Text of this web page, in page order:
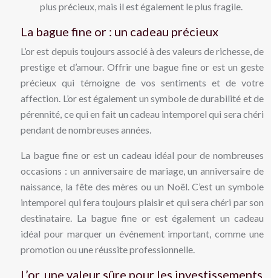
plus précieux, mais il est également le plus fragile.
La bague fine or : un cadeau précieux
L’or est depuis toujours associé à des valeurs de richesse, de
prestige et d’amour. Offrir une bague fine or est un geste
précieux qui témoigne de vos sentiments et de votre
affection. L’or est également un symbole de durabilité et de
pérennité, ce qui en fait un cadeau intemporel qui sera chéri
pendant de nombreuses années.
La bague fine or est un cadeau idéal pour de nombreuses
occasions : un anniversaire de mariage, un anniversaire de
naissance, la fête des mères ou un Noël. C’est un symbole
intemporel qui fera toujours plaisir et qui sera chéri par son
destinataire. La bague fine or est également un cadeau
idéal pour marquer un événement important, comme une
promotion ou une réussite professionnelle.
L’or, une valeur sûre pour les investissements